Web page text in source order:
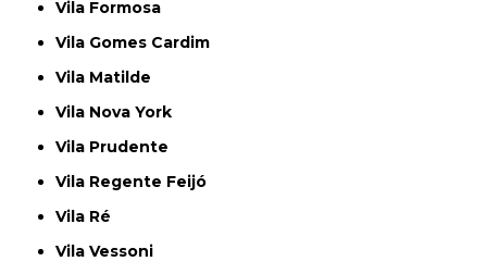
Vila Formosa
Vila Gomes Cardim
Vila Matilde
Vila Nova York
Vila Prudente
Vila Regente Feijó
Vila Ré
Vila Vessoni